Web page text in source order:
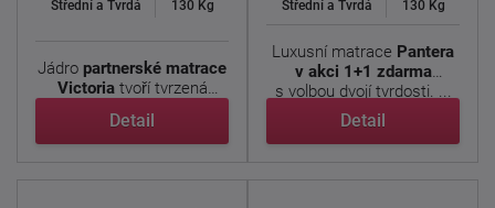
Střední a Tvrdá 130 Kg
Jádro partnerské matrace
Victoriatvoří tvrzená
Detail
Střední a Tvrdá 130 Kg
Luxusní matrace Pantera
v akci 1+1 zdarma
s volbou dvojí tvrdosti. ...
Detail